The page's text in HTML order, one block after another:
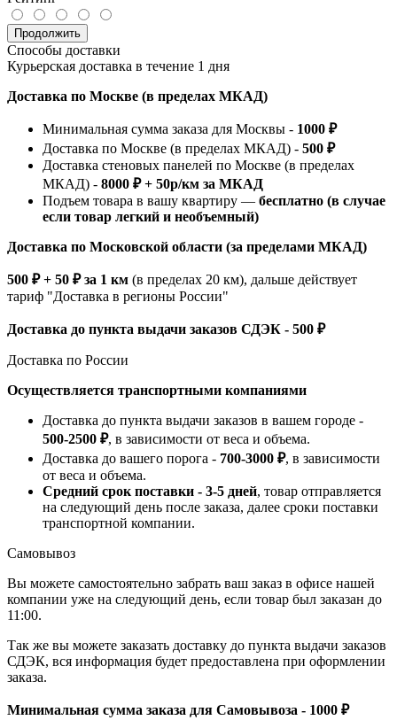
Продолжить
Способы доставки
Курьерская доставка в течение 1 дня
Доставка по Москве (в пределах МКАД)
Минимальная сумма заказа для Москвы - 1000 ₽
Доставка по Москве (в пределах МКАД) - 500 ₽
Доставка стеновых панелей по Москве (в пределах
МКАД) - 8000 ₽ + 50р/км за МКАД
Подъем товара в вашу квартиру — бесплатно (в случае
если товар легкий и необъемный)
Доставка по Московской области (за пределами МКАД)
500 ₽ + 50 ₽ за 1 км (в пределах 20 км), дальше действует
тариф "Доставка в регионы России"
Доставка до пункта выдачи заказов СДЭК - 500 ₽
Доставка по России
Осуществляется транспортными компаниями
Доставка до пункта выдачи заказов в вашем городе -
500-2500 ₽, в зависимости от веса и объема.
Доставка до вашего порога - 700-3000 ₽, в зависимости
от веса и объема.
Средний срок поставки - 3-5 дней, товар отправляется
на следующий день после заказа, далее сроки поставки
транспортной компании.
Самовывоз
Вы можете самостоятельно забрать ваш заказ в офисе нашей
компании уже на следующий день, если товар был заказан до
11:00.
Так же вы можете заказать доставку до пункта выдачи заказов
СДЭК, вся информация будет предоставлена при оформлении
заказа.
Минимальная сумма заказа для Самовывоза - 1000 ₽